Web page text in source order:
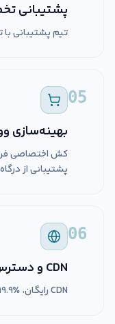
پشتیبانی
تیم پشتیبانی با
05
بهینه‌سازی
کش اختصاصی
پشتیبانی از
06
CDN و دسترس‌پذیری
CDN رایگان، Uptime ۹۹.۹٪ و زیرساخت پایدار برای ترافیک بالا.